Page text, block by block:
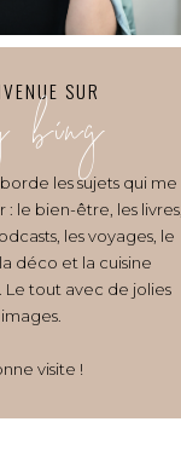
SUR
bing
les sujets qui me
le bien-être, les livres,
les voyages, le
déco et la cuisine
tout avec de jolies
images.
visite !